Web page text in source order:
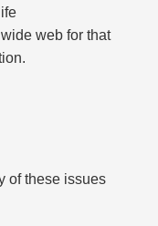
web for that
of these issues